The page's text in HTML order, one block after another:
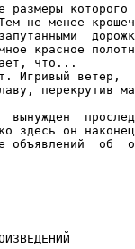
размеры которого
не менее
красное
что...
Игривый ветер,
перекрутив
вынужден
здесь он
объявлений  об